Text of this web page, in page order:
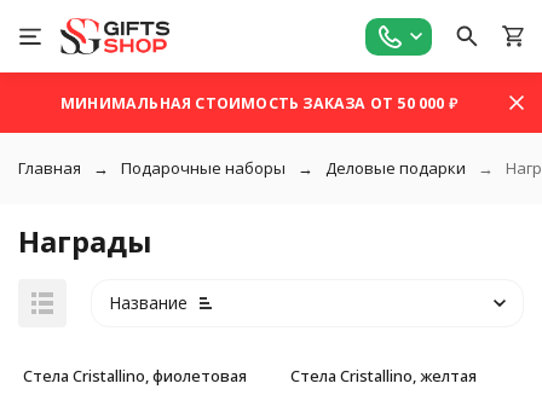
МИНИМАЛЬНАЯ СТОИМОСТЬ ЗАКАЗА ОТ 50 000 ₽
Главная Подарочные наборы Деловые подарки
Награды
Название
Стела Cristallino, фиолетовая Стела Cristallino, желтая